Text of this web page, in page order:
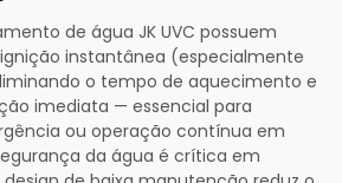
de água JK UVC possuem
instantânea (especialmente
o tempo de aquecimento e
imediata — essencial para
ou operação contínua em
da água é crítica em